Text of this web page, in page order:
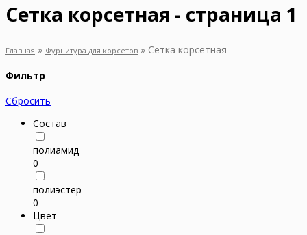
Сетка корсетная - страница 1
Главная » Фурнитура для корсетов » Сетка корсетная
Фильтр
Сбросить
Состав
полиамид
0
полиэстер
0
Цвет